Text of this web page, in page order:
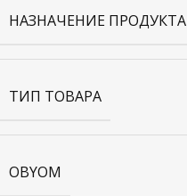
НАЗНАЧЕНИЕ ПРОДУКТА
ТИП ТОВАРА
OBYOM